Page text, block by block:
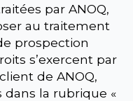
par ANOQ,
au traitement
prospection
s’exercent par
de ANOQ,
la rubrique «